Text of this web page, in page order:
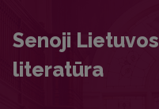
Senoji Lietuvos
literatūra